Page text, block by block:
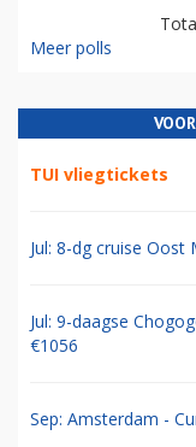
Meer polls
TUI vliegtickets
Jul: 8-dg cruise Oost
Jul: 9-daagse
€1056
Sep: Amsterdam -